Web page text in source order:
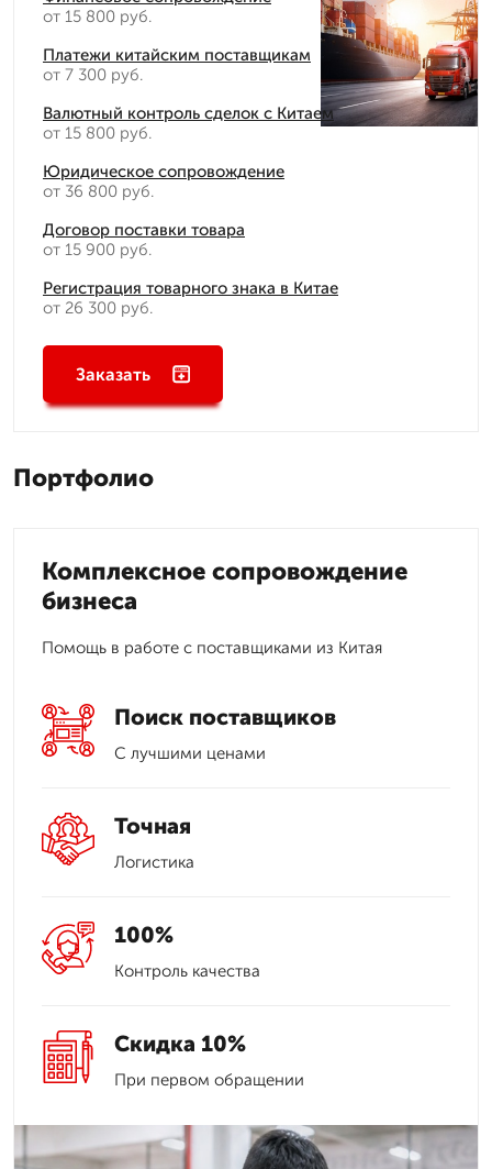
от 15 800 руб.
Платежи китайским поставщикам
от 7 300 руб.
Валютный контроль сделок с Китаем
от 15 800 руб.
Юридическое сопровождение
от 36 800 руб.
Договор поставки товара
от 15 900 руб.
Регистрация товарного знака в Китае
от 26 300 руб.
Заказать
Портфолио
Комплексное сопровождение
бизнеса
Помощь в работе с поставщиками из Китая
Поиск поставщиков
С лучшими ценами
Точная
Логистика
100%
Контроль качества
Скидка 10%
При первом обращении